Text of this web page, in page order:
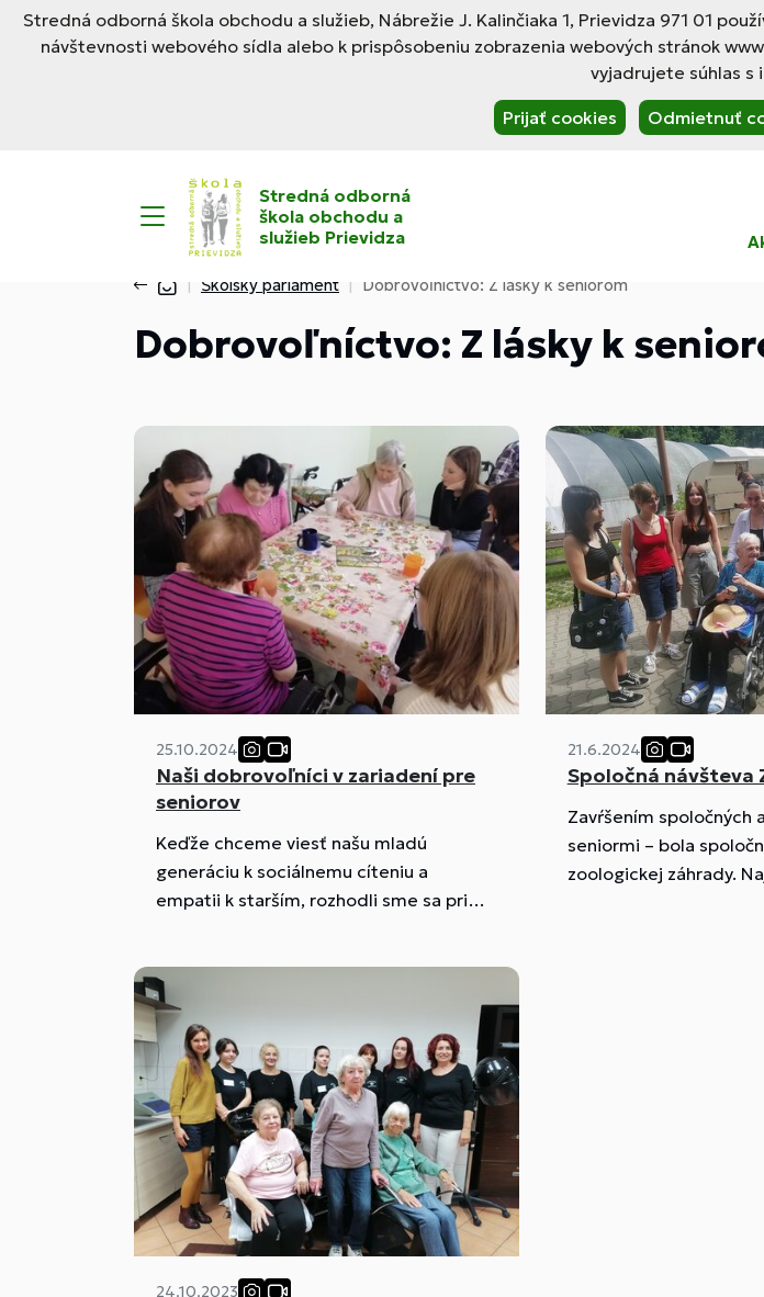
Stredná odborná škola obchodu a služieb, Nábrežie J. Kalinčiaka 1, Prievidza 971 01
návštevnosti webového sídla alebo k prispôsobeniu zobrazenia webových stránok
vyjadrujete súhlas s
Prijať cookies Odmietnuť
Stredná odborná
škola obchodu a
služieb Prievidza
Školský parlament Dobrovoľníctvo: Z lásky k seniorom
Dobrovoľníctvo: Z lásky k
25.10.2024
Naši dobrovoľníci v zariadení pre
seniorov
Keďže chceme viesť našu mladú
generáciu k sociálnemu cíteniu a
empatii k starším, rozhodli sme sa pri
Mesiaca dobrovoľníctva pre túto
dobrovoľnícku aktivitu v zariadení pre
seniorov.
21.6.2024
Spoločná návšteva
Zavŕšením spoločných
seniormi – bola
zoologickej záhrady.
24.10.2023